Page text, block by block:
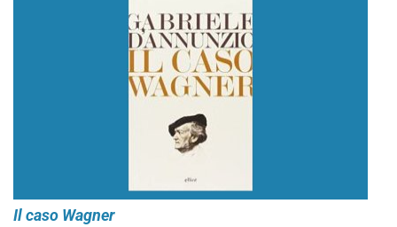
Il caso Wagner